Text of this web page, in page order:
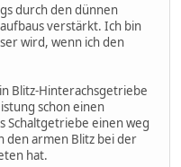
durch den dünnen
verstärkt. Ich bin
wird, wenn ich den
Blitz-Hinterachsgetriebe
schon einen
Schaltgetriebe einen weg
den armen Blitz bei der
hat.